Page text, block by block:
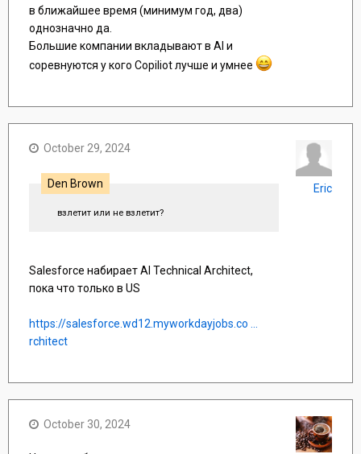
в ближайшее время (минимум год, два)
однозначно да.
Большие компании вкладывают в AI и
соревнуются у кого Copiliot лучше и умнее
October 29, 2024
Den Brown
взлетит или не взлетит?
Salesforce набирает AI Technical Architect,
пока что только в US
https://salesforce.wd12.myworkdayjobs.co ...
rchitect
Eric
October 30, 2024